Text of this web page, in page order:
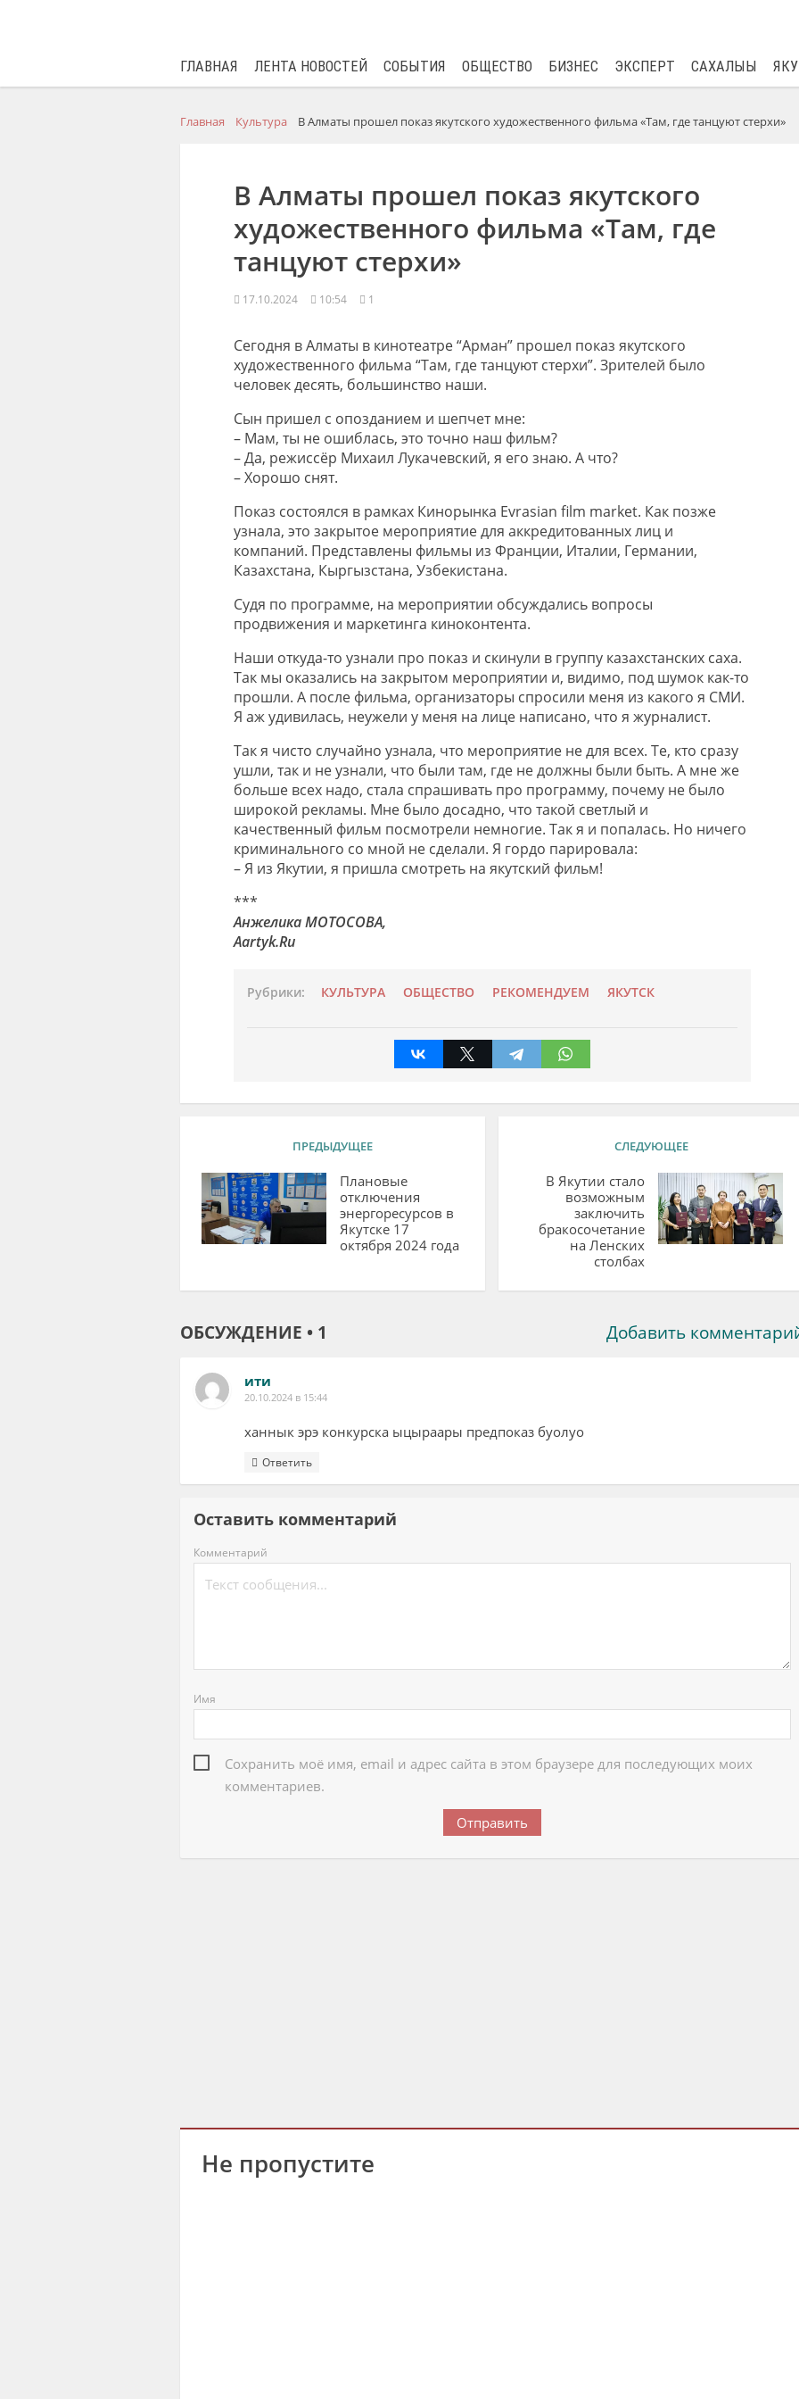
ГЛАВНАЯ ЛЕНТА НОВОСТЕЙ СОБЫТИЯ ОБЩЕСТВО БИЗНЕС ЭКСПЕРТ САХАЛЫЫ
Главная Культура В Алматы прошел показ якутского художественного фильма «Там, где танцуют стерхи»
В Алматы прошел показ якутского
художественного фильма «Там, где
танцуют стерхи»
17.10.2024 10:54 1
Сегодня в Алматы в кинотеатре “Арман” прошел показ якутского
художественного фильма “Там, где танцуют стерхи”. Зрителей было
человек десять, большинство наши.
Сын пришел с опозданием и шепчет мне:
– Мам, ты не ошиблась, это точно наш фильм?
– Да, режиссёр Михаил Лукачевский, я его знаю. А что?
– Хорошо снят.
Показ состоялся в рамках Кинорынка Evrasian film market. Как позже
узнала, это закрытое мероприятие для аккредитованных лиц и
компаний. Представлены фильмы из Франции, Италии, Германии,
Казахстана, Кыргызстана, Узбекистана.
Судя по программе, на мероприятии обсуждались вопросы
продвижения и маркетинга киноконтента.
Наши откуда-то узнали про показ и скинули в группу казахстанских саха.
Так мы оказались на закрытом мероприятии и, видимо, под шумок как-то
прошли. А после фильма, организаторы спросили меня из какого я СМИ.
Я аж удивилась, неужели у меня на лице написано, что я журналист.
Так я чисто случайно узнала, что мероприятие не для всех. Те, кто сразу
ушли, так и не узнали, что были там, где не должны были быть. А мне же
больше всех надо, стала спрашивать про программу, почему не было
широкой рекламы. Мне было досадно, что такой светлый и
качественный фильм посмотрели немногие. Так я и попалась. Но ничего
криминального со мной не сделали. Я гордо парировала:
– Я из Якутии, я пришла смотреть на якутский фильм!
***
Анжелика МОТОСОВА,
Aartyk.Ru
Рубрики: КУЛЬТУРА ОБЩЕСТВО РЕКОМЕНДУЕМ ЯКУТСК
ПРЕДЫДУЩЕЕ
Плановые
отключения
энергоресурсов в
Якутске 17
октября 2024 года
СЛЕДУЮЩЕЕ
В Якутии стало
возможным
заключить
бракосочетание
на Ленских
столбах
ОБСУЖДЕНИЕ • 1 Добавить
ити
20.10.2024 в 15:44
ханнык эрэ конкурска ыцыраары предпоказ буолуо
Ответить
Оставить комментарий
Комментарий
Имя
Сохранить моё имя, email и адрес сайта в этом браузере для последующих моих
комментариев.
Не пропустите